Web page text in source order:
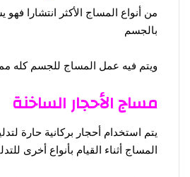
من أنواع المساج الأكثر انتشارا
بالجسم
ويتم فيه عمل المساج للجسم كله
مساج الأحجار الساخنة
يتم استخدام أحجار بركانية حارة
المساج أثناء القيام بأنواع أخرى